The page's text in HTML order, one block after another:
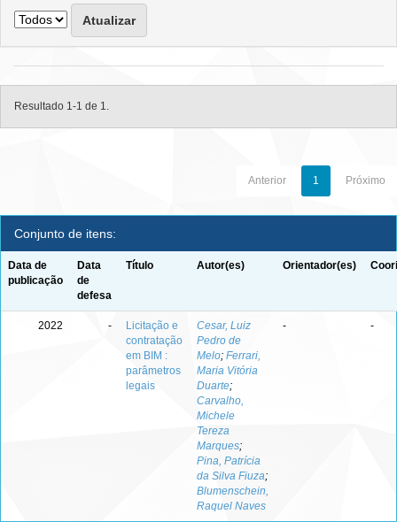
Resultado 1-1 de 1.
Anterior 1 Próximo
Conjunto de itens:
Data de
publicação
Data
de
defesa
Título Autor(es) Orientador(es)
2022 -
Licitação e
contratação
em BIM :
parâmetros
legais
Cesar, Luiz
Pedro de
Melo; Ferrari,
Maria Vitória
Duarte;
Carvalho,
Michele
Tereza
Marques;
Pina, Patrícia
da Silva Fiuza;
Blumenschein,
Raquel Naves
- -